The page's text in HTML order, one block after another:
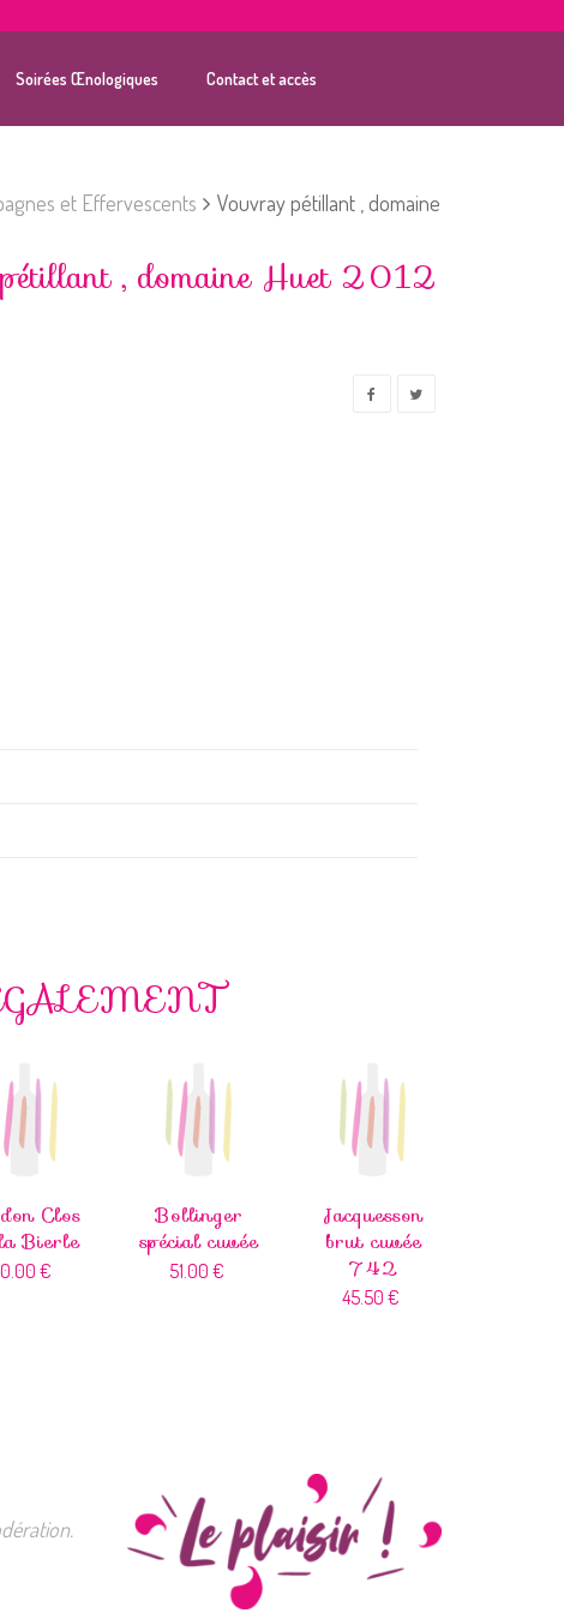
Soirées Œnologiques Contact et accès
et Effervescents
Vouvray pétillant , domaine
, domaine Huet 2012
Clos
Bierle
€
Bollinger
spécial cuvée
51.00 €
Jacquesson
brut cuvée
742
45.50 €